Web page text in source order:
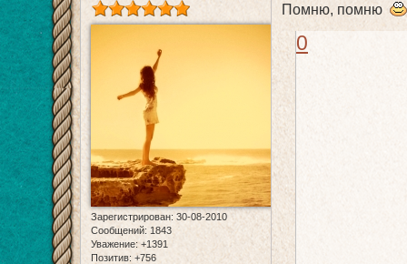
Зарегистрирован: 30-08-2010
Сообщений: 1843
Уважение: +1391
Позитив: +756
Помню, помню
0